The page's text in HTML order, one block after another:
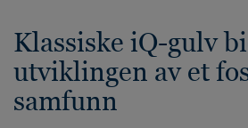
Klassiske iQ-gulv
utviklingen av et
samfunn